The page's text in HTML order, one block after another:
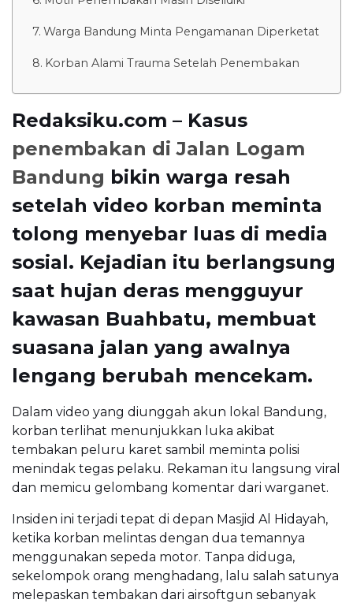
Warga Bandung Minta Pengamanan Diperketat
Korban Alami Trauma Setelah Penembakan
Redaksiku.com – Kasus
penembakan di Jalan Logam
Bandung bikin warga resah
setelah video korban meminta
tolong menyebar luas di media
sosial. Kejadian itu berlangsung
saat hujan deras mengguyur
kawasan Buahbatu, membuat
suasana jalan yang awalnya
lengang berubah mencekam.
Dalam video yang diunggah akun lokal Bandung,
korban terlihat menunjukkan luka akibat
tembakan peluru karet sambil meminta polisi
menindak tegas pelaku. Rekaman itu langsung viral
dan memicu gelombang komentar dari warganet.
Insiden ini terjadi tepat di depan Masjid Al Hidayah,
ketika korban melintas dengan dua temannya
menggunakan sepeda motor. Tanpa diduga,
sekelompok orang menghadang, lalu salah satunya
melepaskan tembakan dari airsoftgun sebanyak